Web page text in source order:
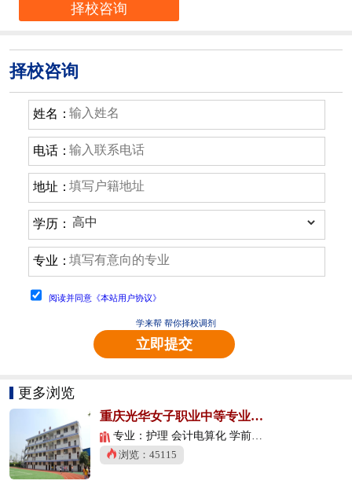
择校咨询
择校咨询
姓名：
电话：
地址：
学历：
专业：
阅读并同意《本站用户协议》
学来帮 帮你择校调剂
立即提交
更多浏览
重庆光华女子职业中等专业学校
专业：护理 会计电算化 学前教育
浏览：45115